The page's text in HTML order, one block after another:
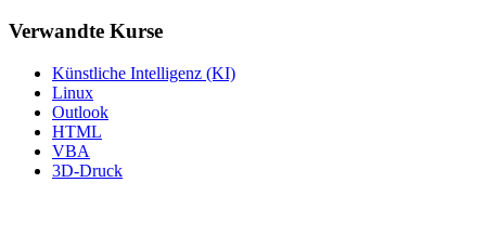
Verwandte Kurse
Künstliche Intelligenz (KI)
Linux
Outlook
HTML
VBA
3D-Druck